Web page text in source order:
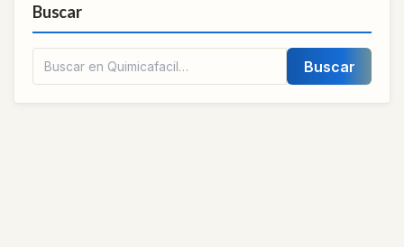
Buscar
Buscar